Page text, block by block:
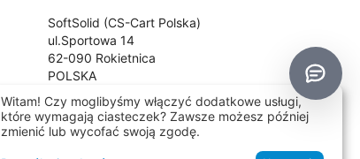
SoftSolid (CS-Cart Polska)
ul.Sportowa 14
62-090 Rokietnica
POLSKA
NIP: PL8421361047
Tel:+48 661 661 964
Tel:+48 698 780 870
Witam! Czy moglibyśmy włączyć dodatkowe usługi,
które wymagają ciasteczek? Zawsze możesz później
zmienić lub wycofać swoją zgodę.